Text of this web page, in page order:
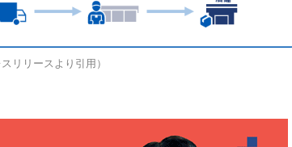
リリースより引用）